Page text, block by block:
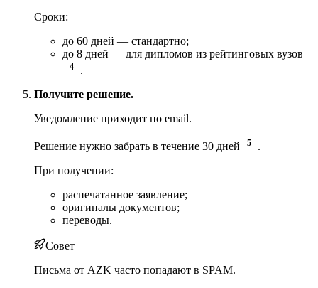
Сроки:
до 60 дней — стандартно;
до 8 дней — для дипломов из рейтинговых вузов
4
.
Получите решение.
Уведомление приходит по email.
Решение нужно забрать в течение 30 дней 5
.
При получении:
распечатанное заявление;
оригиналы документов;
переводы.
Совет
Письма от AZK часто попадают в SPAM.